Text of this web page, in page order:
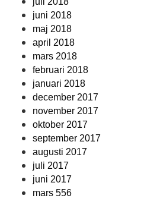
juni 2018
maj 2018
april 2018
mars 2018
februari 2018
januari 2018
december 2017
november 2017
oktober 2017
september 2017
augusti 2017
juli 2017
juni 2017
mars 556